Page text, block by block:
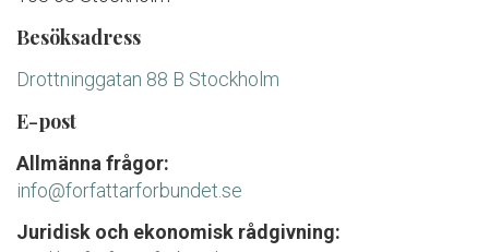
Besöksadress
Drottninggatan 88 B Stockholm
E-post
Allmänna frågor:
info@forfattarforbundet.se
Juridisk och ekonomisk rådgivning: